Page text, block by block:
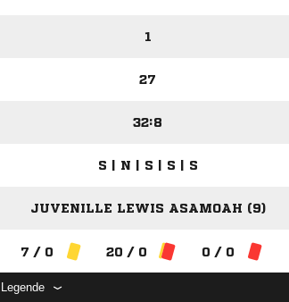
1
27
32:8
S | N | S | S | S
JUVENILLE LEWIS ASAMOAH (9)
7 / 0 20 / 0 0 / 0
Legende